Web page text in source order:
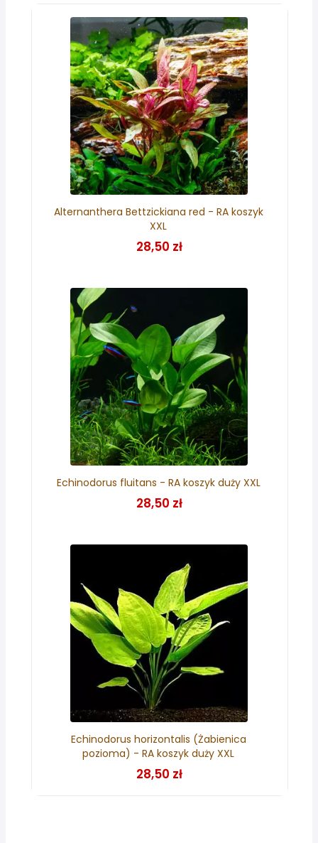
Alternanthera Bettzickiana red - RA koszyk
XXL
28,50 zł
Echinodorus fluitans - RA koszyk duży XXL
28,50 zł
Echinodorus horizontalis (Żabienica
pozioma) - RA koszyk duży XXL
28,50 zł